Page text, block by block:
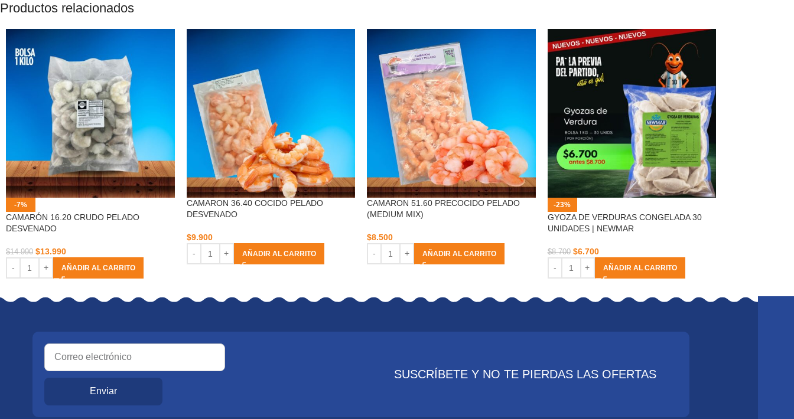
Productos relacionados
-7%
CAMARÓN 16.20 CRUDO PELADO
DESVENADO
$14.990 $13.990
AÑADIR AL CARRITO
CAMARON 36.40 COCIDO PELADO
DESVENADO
$9.900
AÑADIR AL CARRITO
CAMARON 51.60 PRECOCIDO PELADO
(MEDIUM MIX)
$8.500
AÑADIR AL CARRITO
-23%
GYOZA DE VERDURAS CONGELADA 30
UNIDADES | NEWMAR
$8.700 $6.700
AÑADIR AL CARRITO
Enviar
SUSCRÍBETE Y NO TE PIERDAS LAS OFERTAS